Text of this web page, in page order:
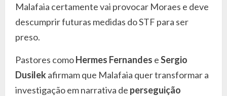
Malafaia certamente vai provocar Moraes e deve
descumprir futuras medidas do STF para ser
preso.
Pastores comoHermes Fernandes eSergio
Dusilekafirmam que Malafaia quer transformar a
investigação em narrativa de perseguição